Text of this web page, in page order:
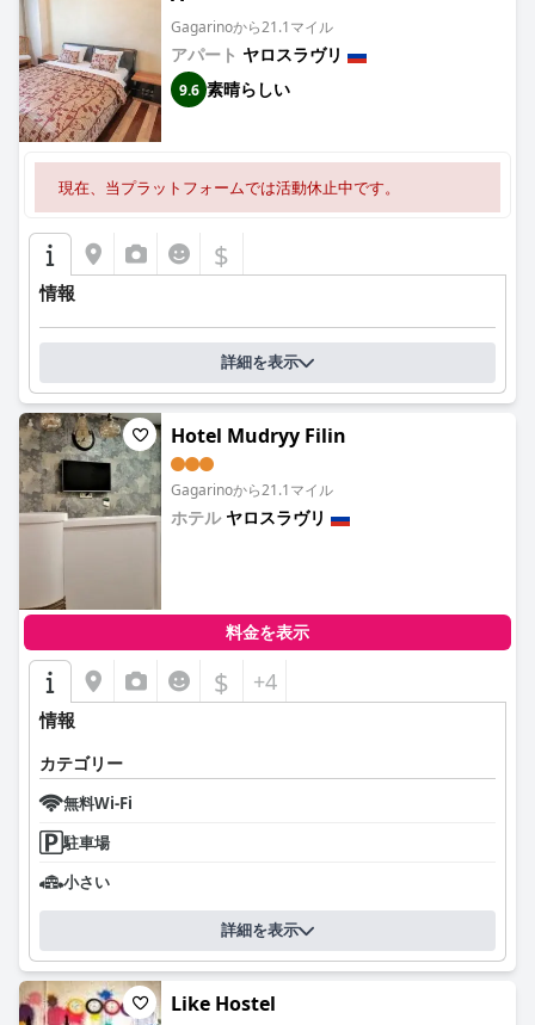
Gagarinoから21.1マイル
アパート ヤロスラヴリ
9.6 素晴らしい
現在、当プラットフォームでは活動休止中です。
$
情報
詳細を表示
Hotel Mudryy Filin
Gagarinoから21.1マイル
ホテル ヤロスラヴリ
料金を表示
$ +4
情報
カテゴリー
無料Wi-Fi
駐車場
小さい
詳細を表示
Like Hostel